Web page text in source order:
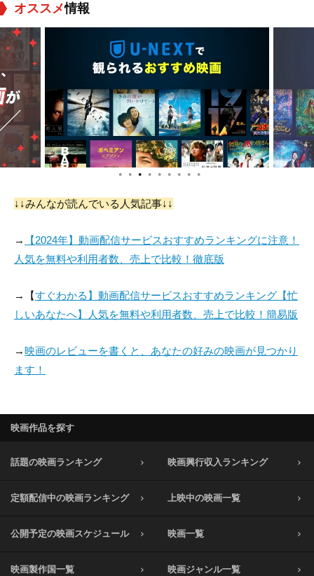
オススメ情報
● ● ● ● ● ● ● ● ●
↓↓みんなが読んでいる人気記事↓↓
→
【2024年】動画配信サービスおすすめランキングに注意！
人気を無料や利用者数、売上で比較！徹底版
→【すぐわかる】動画配信サービスおすすめランキング【忙
しいあなたへ】人気を無料や利用者数、売上で比較！簡易版
→映画のレビューを書くと、あなたの好みの映画が見つかり
ます！
映画作品を探す
話題の映画ランキング 映画興行収入ランキング
定額配信中の映画ランキング 上映中の映画一覧
公開予定の映画スケジュール 映画一覧
映画製作国一覧 映画ジャンル一覧